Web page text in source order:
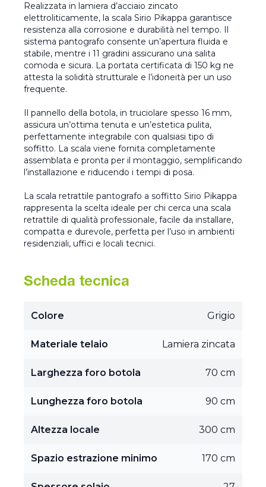
Realizzata in lamiera d’acciaio zincato
elettroliticamente, la scala Sirio Pikappa garantisce
resistenza alla corrosione e durabilità nel tempo. Il
sistema pantografo consente un’apertura fluida e
stabile, mentre i 11 gradini assicurano una salita
comoda e sicura. La portata certificata di 150 kg ne
attesta la solidità strutturale e l’idoneità per un uso
frequente.
Il pannello della botola, in truciolare spesso 16 mm,
assicura un’ottima tenuta e un’estetica pulita,
perfettamente integrabile con qualsiasi tipo di
soffitto. La scala viene fornita completamente
assemblata e pronta per il montaggio, semplificando
l’installazione e riducendo i tempi di posa.
La scala retrattile pantografo a soffitto Sirio Pikappa
rappresenta la scelta ideale per chi cerca una scala
retrattile di qualità professionale, facile da installare,
compatta e durevole, perfetta per l’uso in ambienti
residenziali, uffici e locali tecnici.
Scheda tecnica
Colore Grigio
Materiale telaio Lamiera zincata
Larghezza foro botola 70 cm
Lunghezza foro botola 90 cm
Altezza locale 300 cm
Spazio estrazione minimo 170 cm